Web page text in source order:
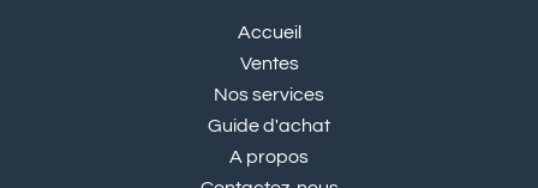
Accueil
Ventes
Nos services
Guide d'achat
A propos